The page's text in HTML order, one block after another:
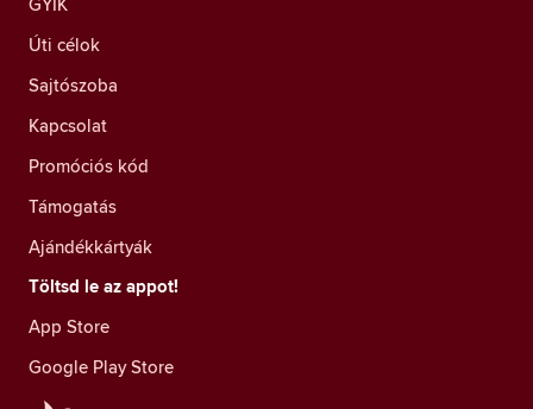
Úti célok
Sajtószoba
Kapcsolat
Promóciós kód
Támogatás
Ajándékkártyák
Töltsd le az appot!
App Store
Google Play Store